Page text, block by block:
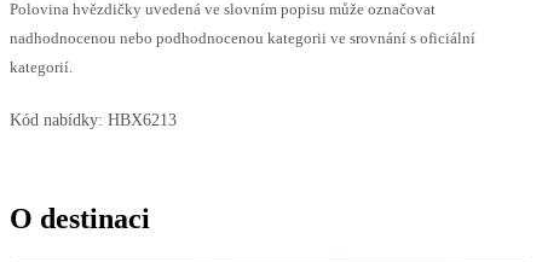
Polovina hvězdičky uvedená ve slovním popisu může označovat
nadhodnocenou nebo podhodnocenou kategorii ve srovnání s oficiální
kategorií.
Kód nabídky: HBX6213
O destinaci